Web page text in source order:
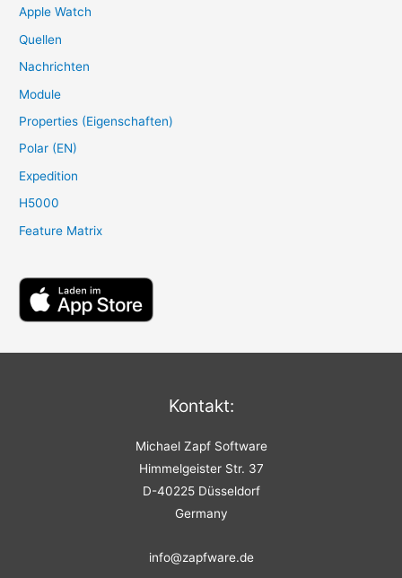
Apple Watch
Quellen
Nachrichten
Module
Properties (Eigenschaften)
Polar (EN)
Expedition
H5000
Feature Matrix
Kontakt:
Michael Zapf Software
Himmelgeister Str. 37
D-40225 Düsseldorf
Germany
info@zapfware.de